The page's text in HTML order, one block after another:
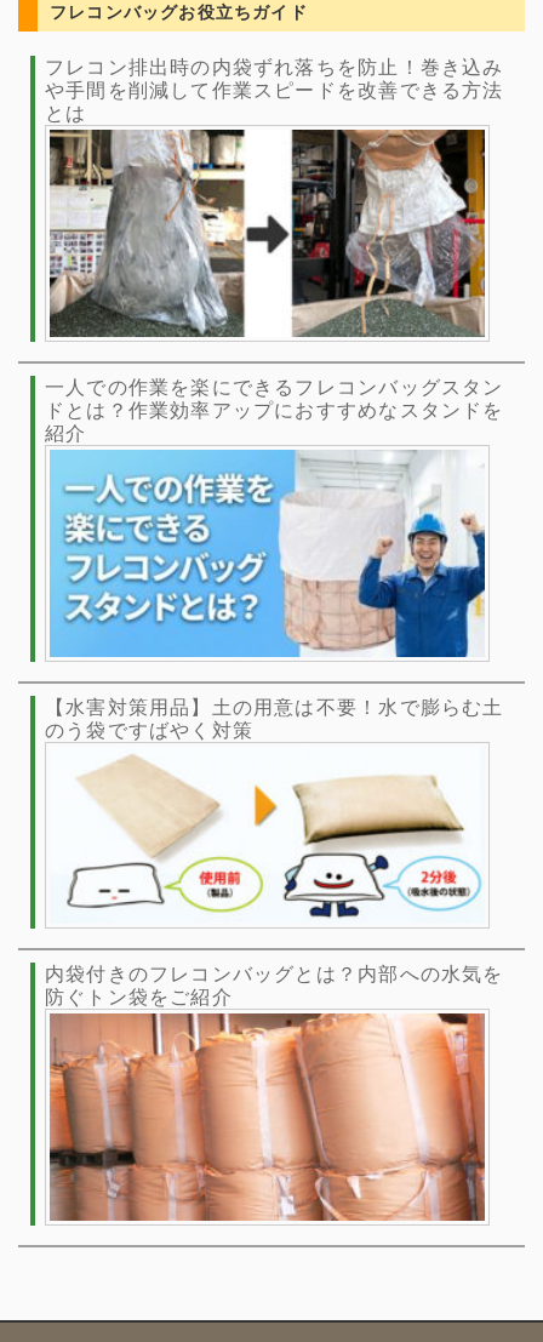
フレコンバッグお役立ちガイド
フレコン排出時の内袋ずれ落ちを防止！巻き込み
や手間を削減して作業スピードを改善できる方法
とは
一人での作業を楽にできるフレコンバッグスタン
ドとは？作業効率アップにおすすめなスタンドを
紹介
【水害対策用品】土の用意は不要！水で膨らむ土
のう袋ですばやく対策
内袋付きのフレコンバッグとは？内部への水気を
防ぐトン袋をご紹介